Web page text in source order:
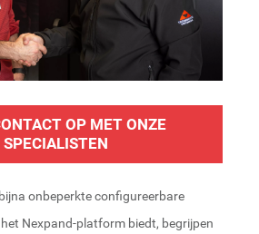
OP MET ONZE
SPECIALISTEN
onbeperkte configureerbare
Nexpand-platform biedt, begrijpen